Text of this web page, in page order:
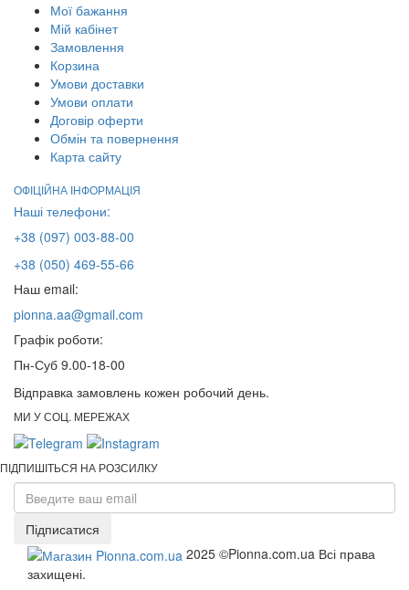
Мої бажання
Мій кабінет
Замовлення
Корзина
Умови доставки
Умови оплати
Договір оферти
Обмін та повернення
Карта сайту
ОФІЦІЙНА ІНФОРМАЦІЯ
Наші телефони:
+38 (097) 003-88-00
+38 (050) 469-55-66
Наш email:
pionna.aa@gmail.com
Графік роботи:
Пн-Суб 9.00-18-00
Відправка замовлень кожен робочий день.
МИ У СОЦ. МЕРЕЖАХ
ПІДПИШІТЬСЯ НА РОЗСИЛКУ
Підписатися
2025 ©Pionna.com.ua Всі права
захищені.